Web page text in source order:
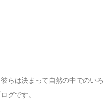
らは決まって自然の中でのい
グです。